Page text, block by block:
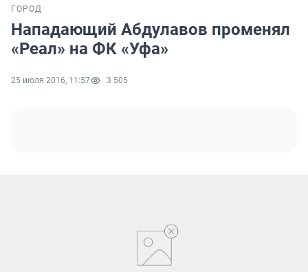
ГОРОД
Нападающий Абдулавов променял
«Реал» на ФК «Уфа»
25 июля 2016, 11:57 3 505